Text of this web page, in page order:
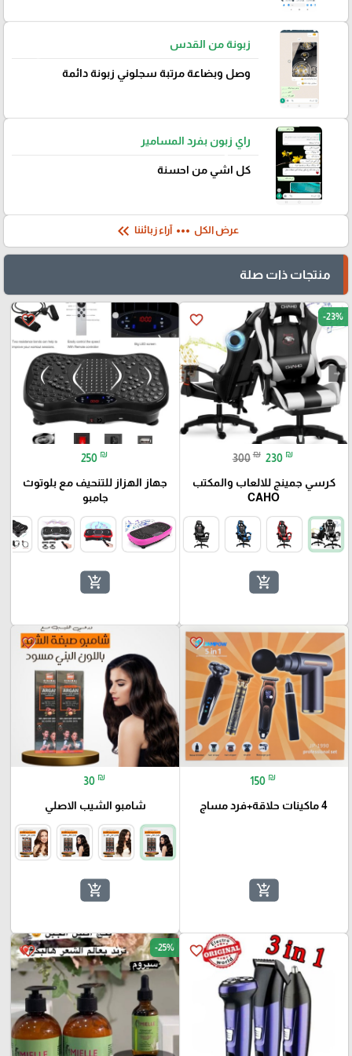
زبونة من القدس
وصل وبضاعة مرتبة سجلوني زبونة دائمة
راي زبون بفرد المسامير
كل اشي من احسنة
عرض الكل more_horiz آراء زبائننا keyboard_double_arrow_left
منتجات ذات صلة
favorite_border -23%
300 ₪ 230 ₪
كرسي جمينج للالعاب والمكتب
CAHO
add_shopping_cart
favorite_border
250 ₪
جهاز الهزاز للتنحيف مع بلوتوث
جامبو
add_shopping_cart
favorite_border
150 ₪
4 ماكينات حلاقة+فرد مساج
add_shopping_cart
favorite_border
30 ₪
شامبو الشيب الاصلي
add_shopping_cart
favorite_border
favorite_border -25%